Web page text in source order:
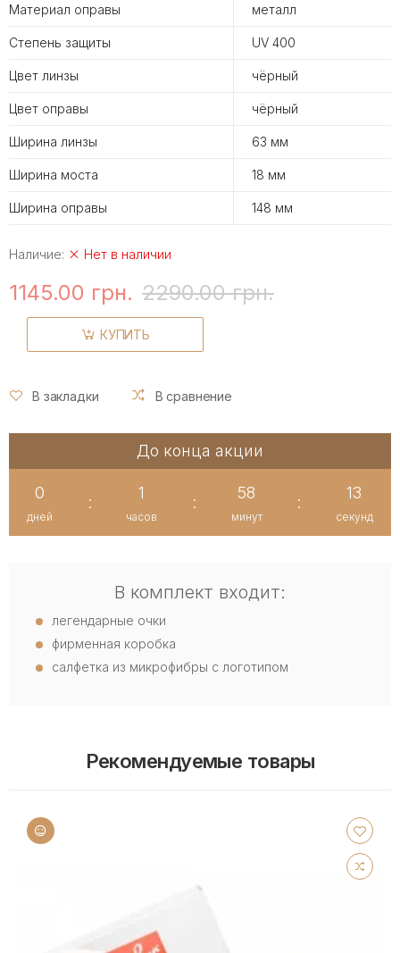
Материал оправы металл
Степень защиты UV 400
Цвет линзы чёрный
Цвет оправы чёрный
Ширина линзы 63 мм
Ширина моста 18 мм
Ширина оправы 148 мм
Наличие: Нет в наличии
1145.00 грн. 2290.00 грн.
КУПИТЬ
В закладки В сравнение
До конца акции
0
дней
:
1
часов
:
58
минут
:
12
секунд
В комплект входит:
легендарные очки
фирменная коробка
салфетка из микрофибры с логотипом
Рекомендуемые товары